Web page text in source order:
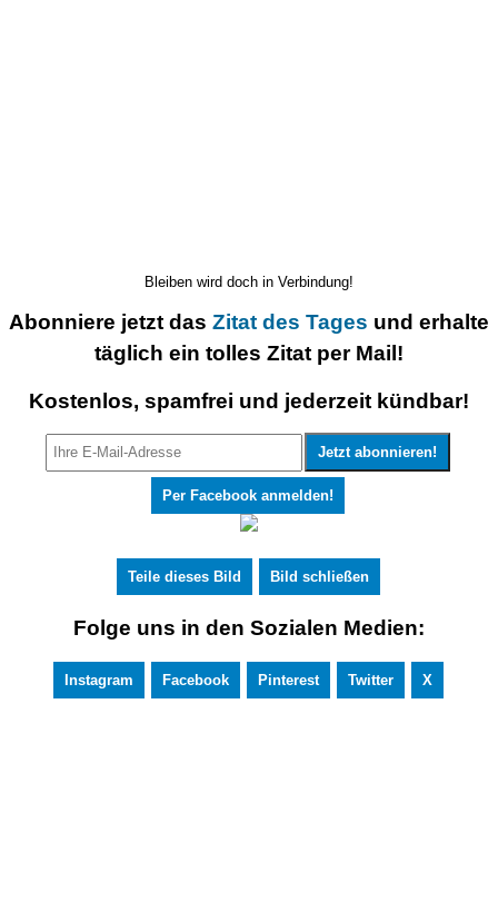
Bleiben wird doch in Verbindung!
Abonniere jetzt das Zitat des Tages und erhalte
täglich ein tolles Zitat per Mail!
Kostenlos, spamfrei und jederzeit kündbar!
Per Facebook anmelden!
Teile dieses Bild Bild schließen
Folge uns in den Sozialen Medien:
Instagram Facebook Pinterest Twitter X